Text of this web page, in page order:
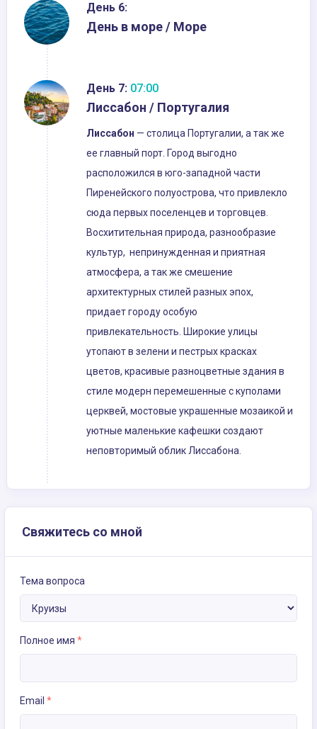
День 6:
День в море / Море
День 7: 07:00
Лиссабон / Португалия
Лиссабон — столица Португалии, а так же
ее главный порт. Город выгодно
расположился в юго-западной части
Пиренейского полуострова, что привлекло
сюда первых поселенцев и торговцев.
Восхитительная природа, разнообразие
культур, непринужденная и приятная
атмосфера, а так же смешение
архитектурных стилей разных эпох,
придает городу особую
привлекательность. Широкие улицы
утопают в зелени и пестрых красках
цветов, красивые разноцветные здания в
стиле модерн перемешенные с куполами
церквей, мостовые украшенные мозаикой и
уютные маленькие кафешки создают
неповторимый облик Лиссабона.
Свяжитесь со мной
Тема вопроса
Полное имя *
Email *